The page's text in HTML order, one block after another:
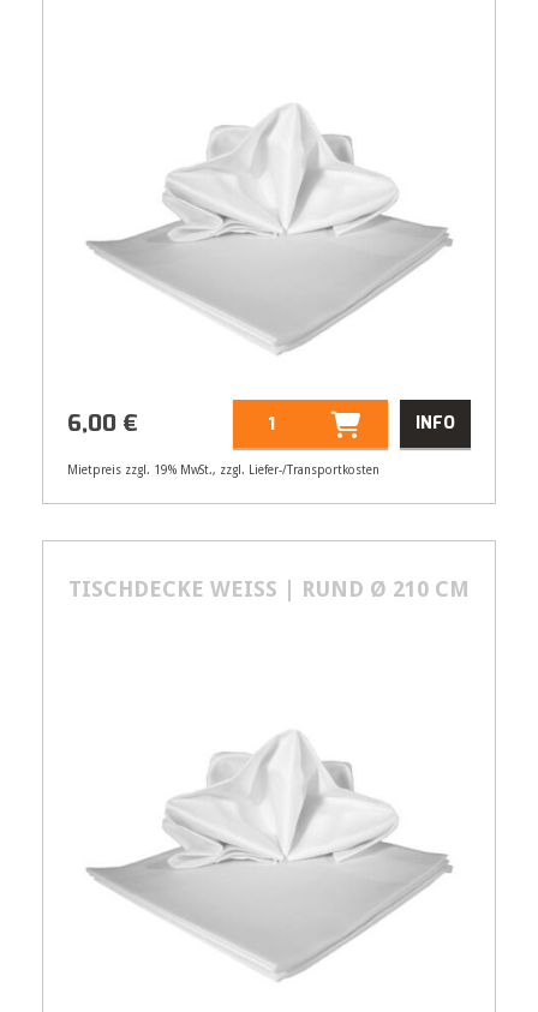
Artikelnummer
21103
Größenangabe:
(B | T) 280 | 130 cm
6,00 € INFO
Mietpreis zzgl. 19% MwSt., zzgl. Liefer-/Transportkosten
TISCHDECKE WEISS | RUND Ø 210 CM